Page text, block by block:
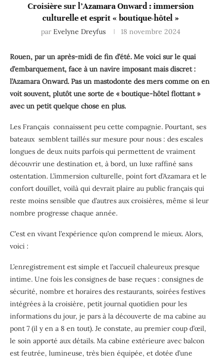
Croisière sur l’Azamara Onward : immersion
culturelle et esprit « boutique-hôtel »
par Evelyne Dreyfus 18 novembre 2024
Rouen, par un après-midi de fin d’été. Me voici sur le quai
d’embarquement, face à un navire imposant mais discret :
l’Azamara Onward. Pas un mastodonte des mers comme on en
voit souvent, plutôt une sorte de « boutique-hôtel flottant »
avec un petit quelque chose en plus.
Les Français connaissent peu cette compagnie. Pourtant, ses
bateaux semblent taillés sur mesure pour nous : des escales
longues de deux nuits parfois qui permettent de vraiment
découvrir une destination et, à bord, un luxe raffiné sans
ostentation. L’immersion culturelle, point fort d’Azamara et le
confort douillet, voilà qui devrait plaire au public français qui
reste moins sensible que d’autres aux croisières, même si leur
nombre progresse chaque année.
C’est en vivant l’expérience qu’on comprend le mieux. Alors,
voici :
L’enregistrement est simple et l’accueil chaleureux presque
intime. Une fois les consignes de base reçues : consignes de
sécurité, nombre et horaires des restaurants, soirées festives
intégrées à la croisière, petit journal quotidien pour les
informations du jour, je pars à la découverte de ma cabine au
pont 7 (il y en a 8 en tout). Je constate, au premier coup d’œil,
le soin apporté aux détails. Ma cabine extérieure avec balcon
est feutrée, lumineuse, très bien équipée, et dotée d’une